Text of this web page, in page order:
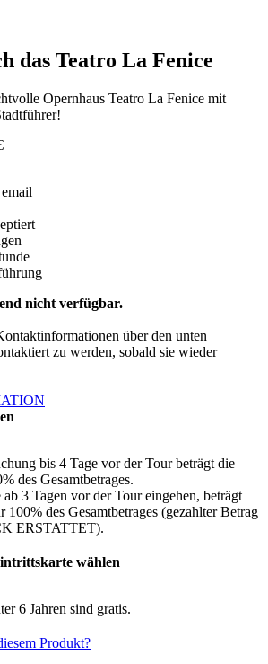
das Teatro La Fenice
Opernhaus Teatro La Fenice mit
nicht verfügbar.
über den unten
zu werden, sobald sie wieder
bis 4 Tage vor der Tour beträgt die
des Gesamtbetrages.
3 Tagen vor der Tour eingehen, beträgt
100% des Gesamtbetrages (gezahlter Betrag
ERSTATTET).
wählen
6 Jahren sind gratis.
Produkt?